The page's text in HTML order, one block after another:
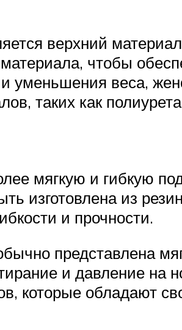
верхний
материала, чтобы
уменьшения веса,
таких как
мягкую и гибкую
изготовлена из
и прочности.
представлена
и давление на
которые обладают